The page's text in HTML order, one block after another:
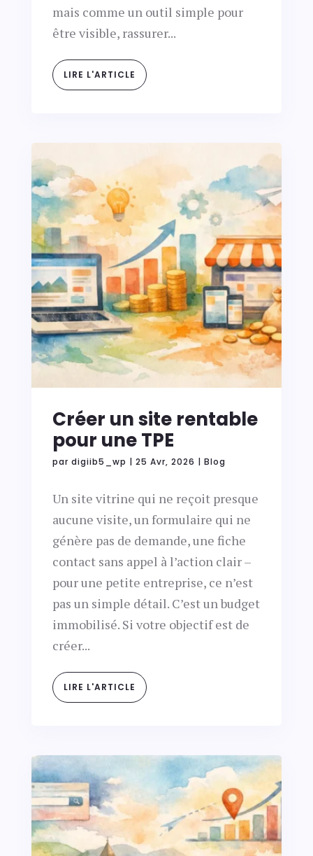
mais comme un outil simple pour
être visible, rassurer...
LIRE L'ARTICLE
Créer un site rentable
pour une TPE
par digiib5_wp | 25 Avr, 2026 | Blog
Un site vitrine qui ne reçoit presque
aucune visite, un formulaire qui ne
génère pas de demande, une fiche
contact sans appel à l’action clair –
pour une petite entreprise, ce n’est
pas un simple détail. C’est un budget
immobilisé. Si votre objectif est de
créer...
LIRE L'ARTICLE